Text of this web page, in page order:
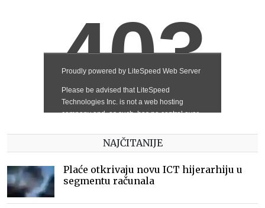
NAJČITANIJE
Plaće otkrivaju novu ICT hijerarhiju u
segmentu računala